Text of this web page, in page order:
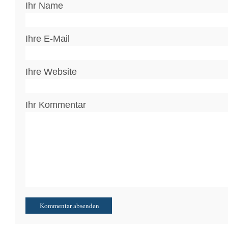
Ihr Name
Ihre E-Mail
Ihre Website
Ihr Kommentar